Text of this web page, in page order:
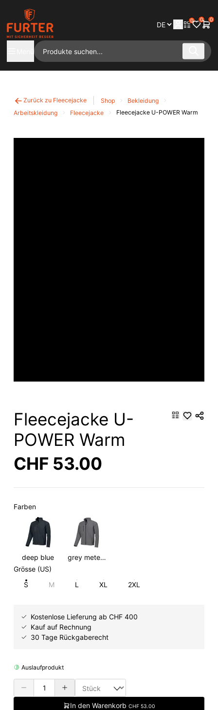
0 0 0
Zurück zu Fleecejacke Shop
Bekleidung
Arbeitskleidung
Fleecejacke Fleecejacke U-POWER Warm
Fleecejacke U-
POWER Warm
CHF 53.00
Farben
deep blue
grey meteorite
Grösse (US)
S
M L XL 2XL
Kostenlose Lieferung ab CHF 400
Kauf auf Rechnung
30 Tage Rückgaberecht
Auslaufprodukt
In den Warenkorb CHF 53.00